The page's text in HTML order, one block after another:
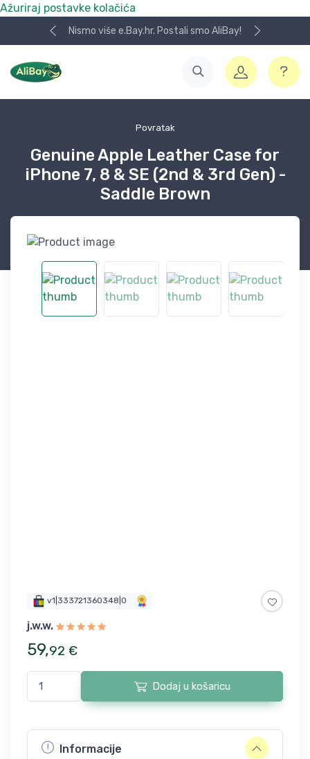
Ažuriraj postavke kolačića
Nismo više e.Bay.hr. Postali smo AliBay!
Povratak
Genuine Apple Leather Case for
iPhone 7, 8 & SE (2nd & 3rd Gen) -
Saddle Brown
v1|333721360348|0
j.w.w.
59,92 €
Dodaj u košaricu
Informacije